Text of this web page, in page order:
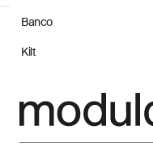
Banco
Kilt